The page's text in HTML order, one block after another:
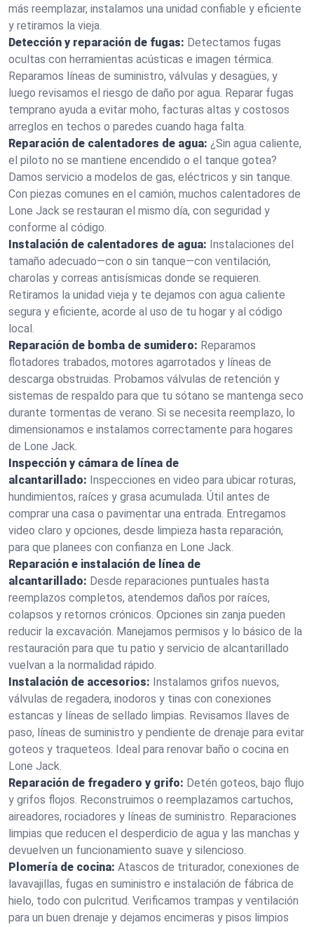
más reemplazar, instalamos una unidad confiable y eficiente
y retiramos la vieja.
Detección y reparación de fugas: Detectamos fugas
ocultas con herramientas acústicas e imagen térmica.
Reparamos líneas de suministro, válvulas y desagües, y
luego revisamos el riesgo de daño por agua. Reparar fugas
temprano ayuda a evitar moho, facturas altas y costosos
arreglos en techos o paredes cuando haga falta.
Reparación de calentadores de agua: ¿Sin agua caliente,
el piloto no se mantiene encendido o el tanque gotea?
Damos servicio a modelos de gas, eléctricos y sin tanque.
Con piezas comunes en el camión, muchos calentadores de
Lone Jack se restauran el mismo día, con seguridad y
conforme al código.
Instalación de calentadores de agua: Instalaciones del
tamaño adecuado—con o sin tanque—con ventilación,
charolas y correas antisísmicas donde se requieren.
Retiramos la unidad vieja y te dejamos con agua caliente
segura y eficiente, acorde al uso de tu hogar y al código
local.
Reparación de bomba de sumidero: Reparamos
flotadores trabados, motores agarrotados y líneas de
descarga obstruidas. Probamos válvulas de retención y
sistemas de respaldo para que tu sótano se mantenga seco
durante tormentas de verano. Si se necesita reemplazo, lo
dimensionamos e instalamos correctamente para hogares
de Lone Jack.
Inspección y cámara de línea de
alcantarillado: Inspecciones en video para ubicar roturas,
hundimientos, raíces y grasa acumulada. Útil antes de
comprar una casa o pavimentar una entrada. Entregamos
video claro y opciones, desde limpieza hasta reparación,
para que planees con confianza en Lone Jack.
Reparación e instalación de línea de
alcantarillado: Desde reparaciones puntuales hasta
reemplazos completos, atendemos daños por raíces,
colapsos y retornos crónicos. Opciones sin zanja pueden
reducir la excavación. Manejamos permisos y lo básico de la
restauración para que tu patio y servicio de alcantarillado
vuelvan a la normalidad rápido.
Instalación de accesorios: Instalamos grifos nuevos,
válvulas de regadera, inodoros y tinas con conexiones
estancas y líneas de sellado limpias. Revisamos llaves de
paso, líneas de suministro y pendiente de drenaje para evitar
goteos y traqueteos. Ideal para renovar baño o cocina en
Lone Jack.
Reparación de fregadero y grifo: Detén goteos, bajo flujo
y grifos flojos. Reconstruimos o reemplazamos cartuchos,
aireadores, rociadores y líneas de suministro. Reparaciones
limpias que reducen el desperdicio de agua y las manchas y
devuelven un funcionamiento suave y silencioso.
Plomería de cocina: Atascos de triturador, conexiones de
lavavajillas, fugas en suministro e instalación de fábrica de
hielo, todo con pulcritud. Verificamos trampas y ventilación
para un buen drenaje y dejamos encimeras y pisos limpios